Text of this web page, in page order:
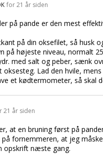
for 21 år siden
på pande er den mest
på din oksefilet, så husk
på højeste niveau, normalt
med salt og peber, sænk
oksesteg. Lad den hvile,
et kødtermometer, så skal
21 år siden
at en bruning først på
på fornemmeren, at jeg
opskrift næste gang.